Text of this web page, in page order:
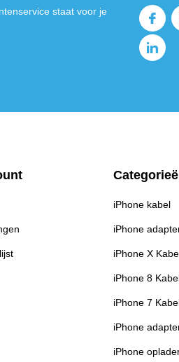
staat voor je
iPhone kabel
iPhone
iPhone X
iPhone 8
iPhone 7
iPhone
iPhone